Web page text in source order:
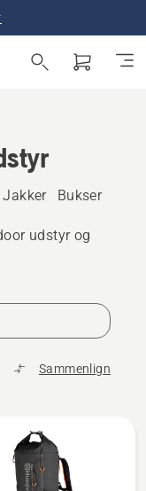
Jakker Bukser
udstyr og
Sammenlign